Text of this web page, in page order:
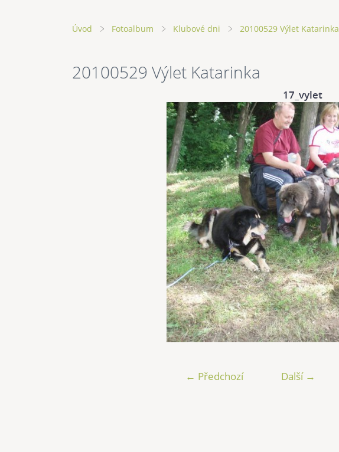
Úvod Fotoalbum Klubové dni 20100529 Výlet Katarinka
20100529 Výlet Katarinka
17_vylet
← Předchozí Další →